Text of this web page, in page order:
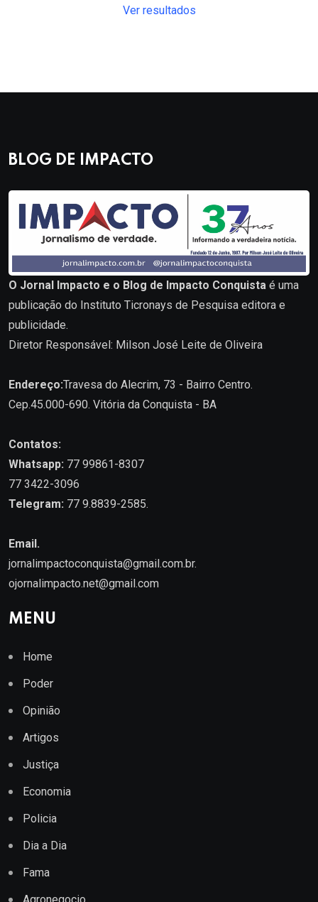
Ver resultados
BLOG DE IMPACTO
O Jornal Impacto e o Blog de Impacto Conquista é uma
publicação do Instituto Ticronays de Pesquisa editora e
publicidade.
Diretor Responsável: Milson José Leite de Oliveira
Endereço:Travesa do Alecrim, 73 - Bairro Centro.
Cep.45.000-690. Vitória da Conquista - BA
Contatos:
Whatsapp: 77 99861-8307
77 3422-3096
Telegram: 77 9.8839-2585.
Email.
jornalimpactoconquista@gmail.com.br.
ojornalimpacto.net@gmail.com
MENU
Home
Poder
Opinião
Artigos
Justiça
Economia
Policia
Dia a Dia
Fama
Agronegocio